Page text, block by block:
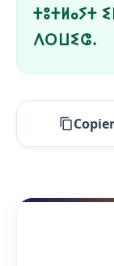
ⵜⵓⵜⵍⴰⵢⵜ
ⴷⵔⵡⵉⵛ.
Copier